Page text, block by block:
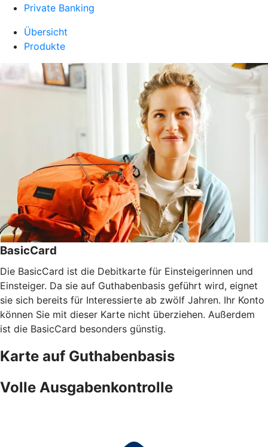
Private Banking
Übersicht
Produkte
BasicCard
Die BasicCard ist die Debitkarte für Einsteigerinnen und
Einsteiger. Da sie auf Guthabenbasis geführt wird, eignet
sie sich bereits für Interessierte ab zwölf Jahren. Ihr Konto
können Sie mit dieser Karte nicht überziehen. Außerdem
ist die BasicCard besonders günstig.
Karte auf Guthabenbasis
Volle Ausgabenkontrolle